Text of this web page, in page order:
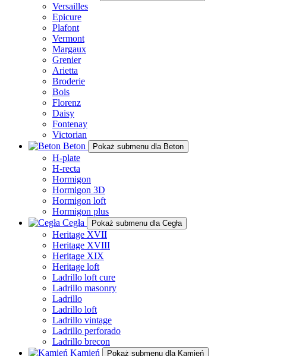
Versailles
Epicure
Plafont
Vermont
Margaux
Grenier
Arietta
Broderie
Bois
Florenz
Daisy
Fontenay
Victorian
Beton
Pokaż submenu dla Beton
H-plate
H-recta
Hormigon
Hormigon 3D
Hormigon loft
Hormigon plus
Cegła
Pokaż submenu dla Cegła
Heritage XVII
Heritage XVIII
Heritage XIX
Heritage loft
Ladrillo loft cure
Ladrillo masonry
Ladrillo
Ladrillo loft
Ladrillo vintage
Ladrillo perforado
Ladrillo brecon
Kamień
Pokaż submenu dla Kamień